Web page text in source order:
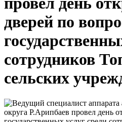
дверей по
сотрудников
сельских